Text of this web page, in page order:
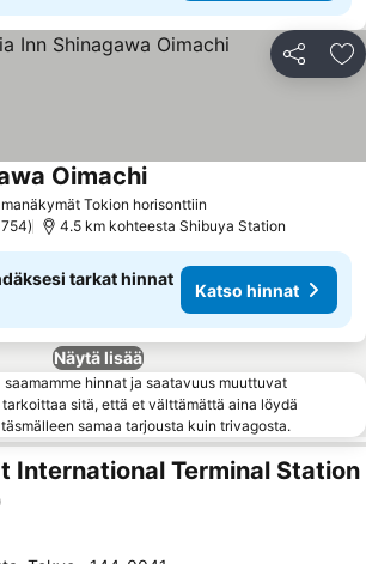
Jaa
Tokion horisonttiin
OimachiKatso hinnat
4.5 km kohteesta Shibuya Station
tarkat hinnat
Katso hinnat
Näytä lisää
hinnat ja saatavuus muuttuvat
sitä, että et välttämättä aina löydä
samaa tarjousta kuin trivagosta.
International Terminal Station